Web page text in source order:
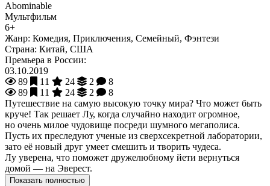
Abominable
Мультфильм
6+
Жанр: Комедия, Приключения, Семейный, Фэнтези
Страна: Китай, США
Премьера в России:
03.10.2019
89
11 24 2
8
89
11 24 2
8
Путешествие на самую высокую точку мира? Что может быть
круче! Так решает Лу, когда случайно находит огромное,
но очень милое чудовище посреди шумного мегаполиса.
Пусть их преследуют ученые из сверхсекретной лаборатории,
зато её новый друг умеет смешить и творить чудеса.
Лу уверена, что поможет дружелюбному йети вернуться
домой — на Эверест.
Показать полностью